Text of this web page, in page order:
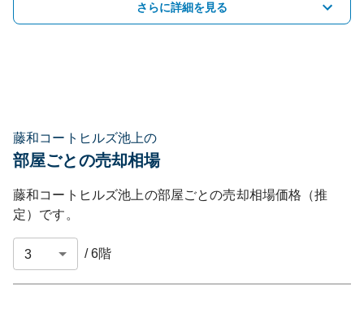
さらに詳細を見る
藤和コートヒルズ池上の
部屋ごとの売却相場
藤和コートヒルズ池上の部屋ごとの売却相場価格（推
定）です。
/6階